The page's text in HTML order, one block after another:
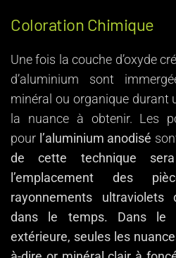
Coloration Chimique
Une fois la couche d’oxyde
d’aluminium sont
minéral ou organique durant
la nuance à obtenir. Les
pour l’aluminium anodisé
de cette technique
l’emplacement des
rayonnements
dans le temps. Dans le
extérieure, seules les